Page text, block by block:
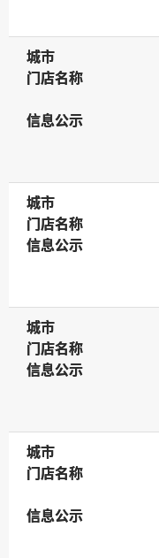
城市
城市
门店名称
门店名称
信息公示
信息公示
城市
城市
门店名称
门店名称
信息公示
信息公示
城市
城市
门店名称
门店名称
信息公示
信息公示
城市
城市
门店名称
门店名称
信息公示
信息公示